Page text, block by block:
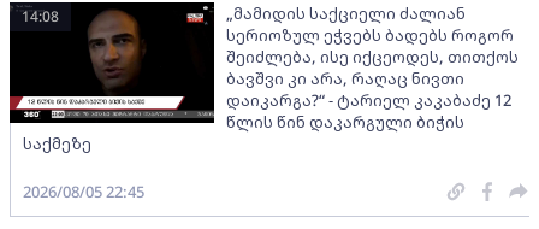
„მამიდის საქციელი ძალიან
სერიოზულ ეჭვებს ბადებს როგორ
შეიძლება, ისე იქცეოდეს, თითქოს
ბავშვი კი არა, რაღაც ნივთი
დაიკარგა?“ - ტარიელ კაკაბაძე 12
წლის წინ დაკარგული ბიჭის
საქმეზე
14:08
2026/08/05 22:45